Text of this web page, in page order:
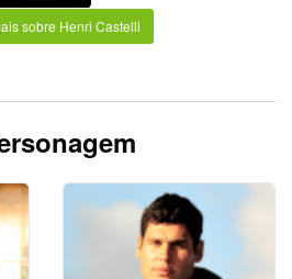
sobre Henri Castelli